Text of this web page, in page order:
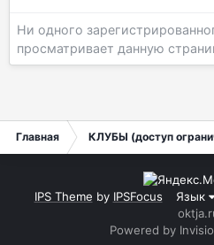
Ни одного
просматривает данную
Главная КЛУБЫ (доступ
IPS Theme by IPSFocus Язык
Powered by